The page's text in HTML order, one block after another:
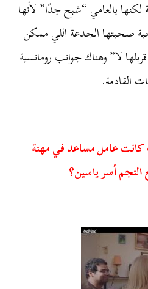
بالعامي “شبح جدًا” لأنها
صحبتها الجدعة اللي ممكن
لا” وهناك جوانب رومانسية
القادمة.
عامل مساعد في مهنة
أسر ياسين؟